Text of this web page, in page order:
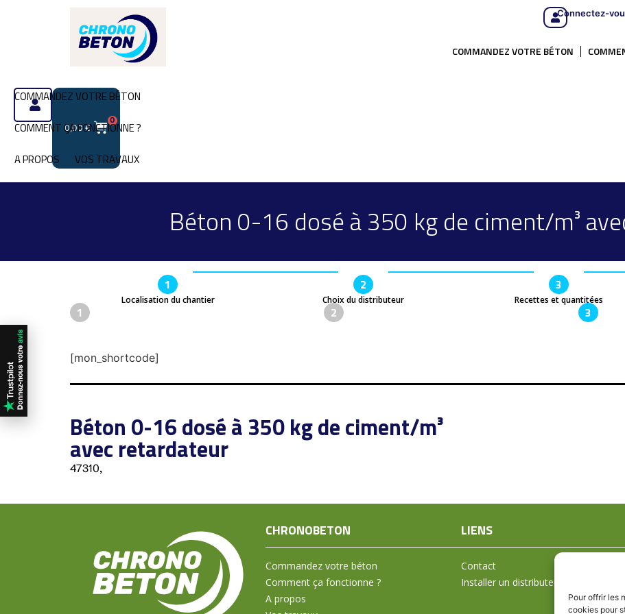
Pour offrir les
cookies pour
Connectez-
COMMANDEZ VOTRE BÉTON
COMMANDEZ VOTRE BÉTON
COMMENT ÇA FONCTIONNE ?
A PROPOS
VOS TRAVAUX
0,00€
0
Béton 0-16 dosé à 350 kg de ciment/m³
1
Localisation du chantier
2
Choix du distributeur
3
Recettes et quantitées
1 2 3
[mon_shortcode]
Béton 0-16 dosé à 350 kg de ciment/m³
avec retardateur
47310,
CHRONOBETON
Commandez votre béton
Comment ça fonctionne ?
A propos
LIENS
Contact
Installer un distributeur